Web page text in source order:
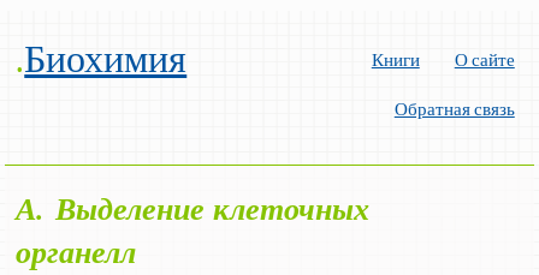
.Биохимия Книги О сайте
Обратная связь
А. Выделение клеточных
органелл